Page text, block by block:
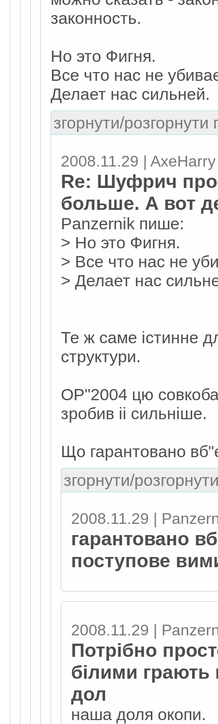
законность.
Но это Фигня.
Все что нас не
Делает нас сильней.
згорнути/розгорнути
2008.11.29 | AxeHarry
Re: Шуфрич
больше. А вот
Panzernik пише:
> Но это Фигня.
> Все что нас не
> Делает нас
Те ж саме істинне
структури.
ОР"2004 цю
зробив іі сильніше.
Що гарантовано
згорнути/
2008.11.29 |
гарантовано
поступове
2008.11.29 |
Потрібно
білими
дол
наша доля окопи.